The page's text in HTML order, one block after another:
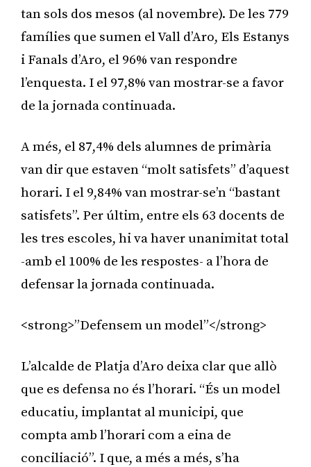
tan sols dos mesos (al novembre). De les 779
famílies que sumen el Vall d’Aro, Els Estanys
i Fanals d’Aro, el 96% van respondre
l’enquesta. I el 97,8% van mostrar-se a favor
de la jornada continuada.
A més, el 87,4% dels alumnes de primària
van dir que estaven “molt satisfets” d’aquest
horari. I el 9,84% van mostrar-se’n “bastant
satisfets”. Per últim, entre els 63 docents de
les tres escoles, hi va haver unanimitat total
-amb el 100% de les respostes- a l’hora de
defensar la jornada continuada.
<strong>”Defensem un model”</strong>
L’alcalde de Platja d’Aro deixa clar que allò
que es defensa no és l’horari. “És un model
educatiu, implantat al municipi, que
compta amb l’horari com a eina de
conciliació”. I que, a més a més, s’ha